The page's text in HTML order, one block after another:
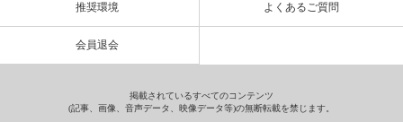
推奨環境 よくあるご質問
会員退会
掲載されているすべてのコンテンツ
(記事、画像、音声データ、映像データ等)の無断転載を禁じます。